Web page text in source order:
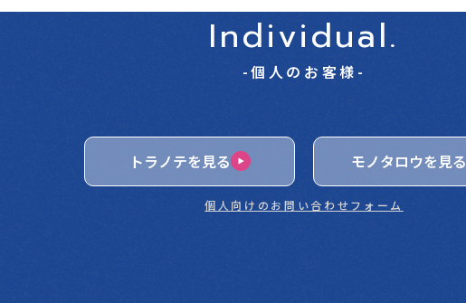
Individual.
-個人のお客様-
トラノテを見る モノタロウを見る
個人向けのお問い合わせフォーム